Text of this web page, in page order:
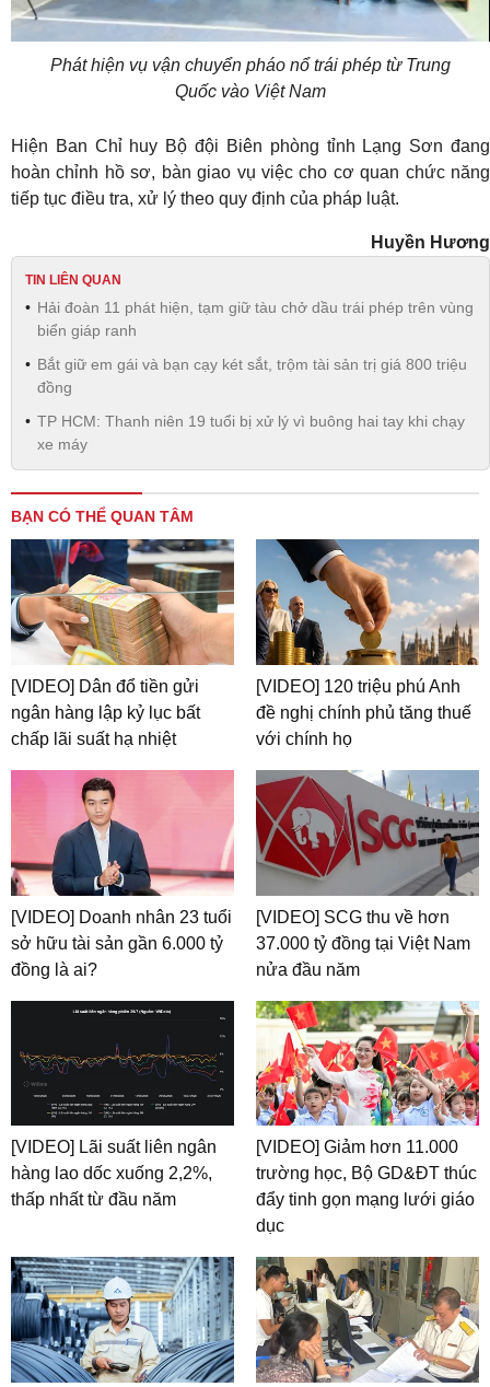
Phát hiện vụ vận chuyển pháo nổ trái phép từ Trung
Quốc vào Việt Nam
Hiện Ban Chỉ huy Bộ đội Biên phòng tỉnh Lạng Sơn đang
hoàn chỉnh hồ sơ, bàn giao vụ việc cho cơ quan chức năng
tiếp tục điều tra, xử lý theo quy định của pháp luật.
Huyền Hương
TIN LIÊN QUAN
Hải đoàn 11 phát hiện, tạm giữ tàu chở dầu trái phép trên vùng
biển giáp ranh
Bắt giữ em gái và bạn cạy két sắt, trộm tài sản trị giá 800 triệu
đồng
TP HCM: Thanh niên 19 tuổi bị xử lý vì buông hai tay khi chạy
xe máy
BẠN CÓ THỂ QUAN TÂM
[VIDEO] Dân đổ tiền gửi
ngân hàng lập kỷ lục bất
chấp lãi suất hạ nhiệt
[VIDEO] 120 triệu phú Anh
đề nghị chính phủ tăng thuế
với chính họ
[VIDEO] Doanh nhân 23 tuổi
sở hữu tài sản gần 6.000 tỷ
đồng là ai?
[VIDEO] SCG thu về hơn
37.000 tỷ đồng tại Việt Nam
nửa đầu năm
[VIDEO] Lãi suất liên ngân
hàng lao dốc xuống 2,2%,
thấp nhất từ đầu năm
[VIDEO] Giảm hơn 11.000
trường học, Bộ GD&ĐT thúc
đẩy tinh gọn mạng lưới giáo
dục